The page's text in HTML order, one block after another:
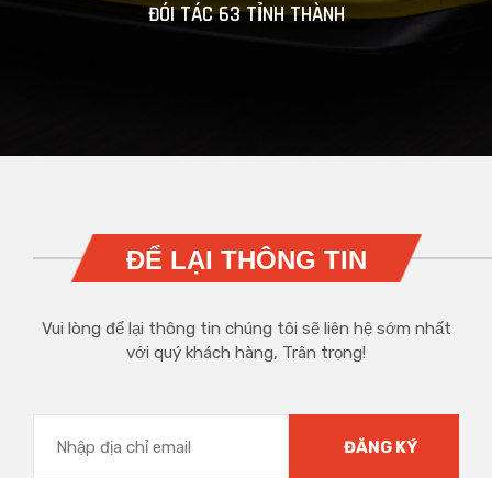
ĐÓI TÁC 63 TỈNH THÀNH
ĐỂ LẠI THÔNG TIN
Vui lòng để lại thông tin chúng tôi sẽ liên hệ sớm nhất
với quý khách hàng, Trân trọng!